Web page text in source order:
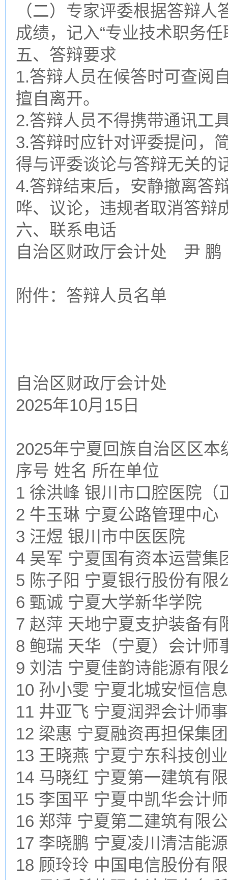
（二）专家评委根据答辩
成绩，记入“专业技术职务
五、答辩要求
1.答辩人员在候答时可查阅
擅自离开。
2.答辩人员不得携带通讯工
3.答辩时应针对评委提问，
得与评委谈论与答辩无关的
4.答辩结束后，安静撤离答
哗、议论，违规者取消答辩
六、联系电话
自治区财政厅会计处 尹
附件：答辩人员名单
自治区财政厅会计处
2025年10月15日
2025年宁夏回族自治区区
序号 姓名 所在单位
1 徐洪峰 银川市口腔医院（
2 牛玉琳 宁夏公路管理中心
3 汪煜 银川市中医医院
4 吴军 宁夏国有资本运营集
5 陈子阳 宁夏银行股份有限
6 甄诚 宁夏大学新华学院
7 赵萍 天地宁夏支护装备有
8 鲍瑞 天华（宁夏）会计师
9 刘洁 宁夏佳韵诗能源有限
10 孙小雯 宁夏北城安恒信
11 井亚飞 宁夏润羿会计师
12 梁惠 宁夏融资再担保集
13 王晓燕 宁夏宁东科技创
14 马晓红 宁夏第一建筑有
15 李国平 宁夏中凯华会计
16 郑萍 宁夏第二建筑有限
17 李晓鹏 宁夏凌川清洁能
18 顾玲玲 中国电信股份有